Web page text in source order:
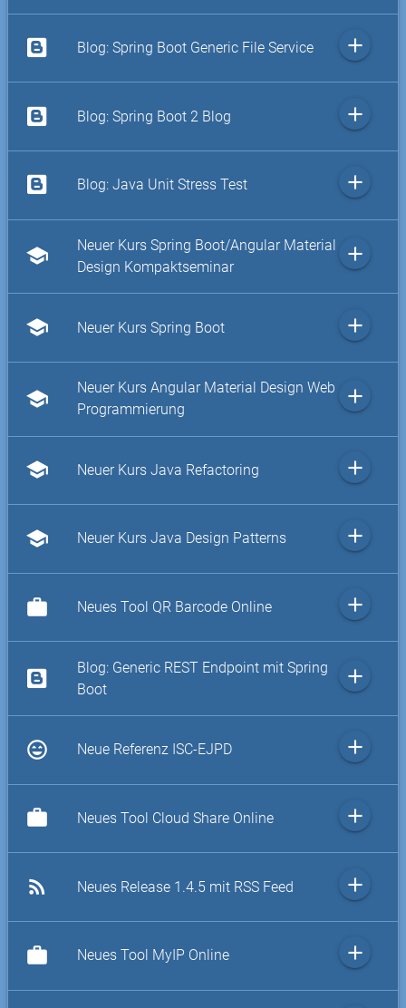
Blog: Spring Boot Generic File Service add
Blog: Spring Boot 2 Blog add
Blog: Java Unit Stress Test add
school
Neuer Kurs Spring Boot/Angular Material
Design Kompaktseminar
add
school Neuer Kurs Spring Boot add
school
Neuer Kurs Angular Material Design Web
Programmierung
add
school Neuer Kurs Java Refactoring add
school Neuer Kurs Java Design Patterns add
work Neues Tool QR Barcode Online add
Blog: Generic REST Endpoint mit Spring
Boot
add
sentiment_very_satisfied Neue Referenz ISC-EJPD add
work Neues Tool Cloud Share Online add
rss_feed Neues Release 1.4.5 mit RSS Feed add
work Neues Tool MyIP Online add